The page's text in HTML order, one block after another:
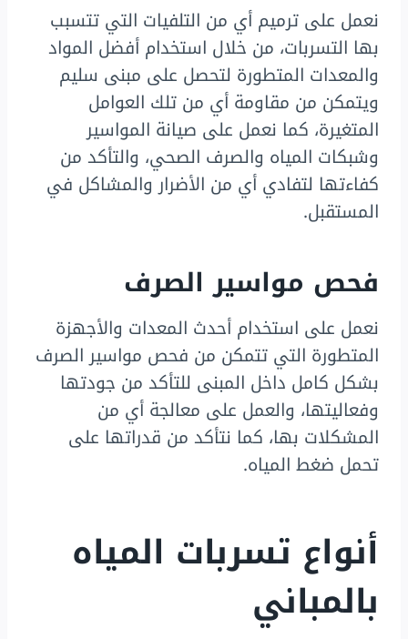
نعمل على ترميم أي من التلفيات التي تتسبب
بها التسربات، من خلال استخدام أفضل المواد
والمعدات المتطورة لتحصل على مبنى سليم
ويتمكن من مقاومة أي من تلك العوامل
المتغيرة، كما نعمل على صيانة المواسير
وشبكات المياه والصرف الصحي، والتأكد من
كفاءتها لتفادي أي من الأضرار والمشاكل في
المستقبل.
فحص مواسير الصرف
نعمل على استخدام أحدث المعدات والأجهزة
المتطورة التي تتمكن من فحص مواسير الصرف
بشكل كامل داخل المبنى للتأكد من جودتها
وفعاليتها، والعمل على معالجة أي من
المشكلات بها، كما نتأكد من قدراتها على
تحمل ضغط المياه.
أنواع تسربات المياه
بالمباني